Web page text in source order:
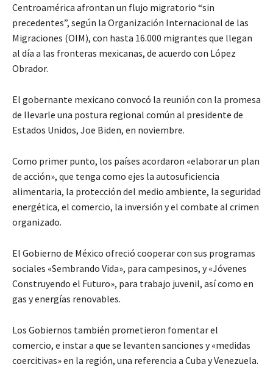
Centroamérica afrontan un flujo migratorio “sin
precedentes”, según la Organización Internacional de las
Migraciones (OIM), con hasta 16.000 migrantes que llegan
al día a las fronteras mexicanas, de acuerdo con López
Obrador.
El gobernante mexicano convocó la reunión con la promesa
de llevarle una postura regional común al presidente de
Estados Unidos, Joe Biden, en noviembre.
Como primer punto, los países acordaron «elaborar un plan
de acción», que tenga como ejes la autosuficiencia
alimentaria, la protección del medio ambiente, la seguridad
energética, el comercio, la inversión y el combate al crimen
organizado.
El Gobierno de México ofreció cooperar con sus programas
sociales «Sembrando Vida», para campesinos, y «Jóvenes
Construyendo el Futuro», para trabajo juvenil, así como en
gas y energías renovables.
Los Gobiernos también prometieron fomentar el
comercio, e instar a que se levanten sanciones y «medidas
coercitivas» en la región, una referencia a Cuba y Venezuela.